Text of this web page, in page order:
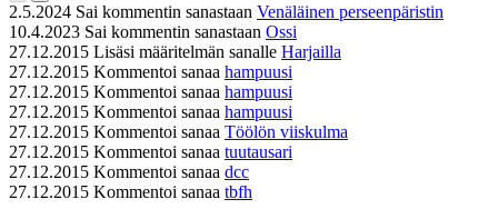
2.5.2024 Sai kommentin sanastaan Venäläinen perseenpäristin
10.4.2023 Sai kommentin sanastaan Ossi
27.12.2015 Lisäsi määritelmän sanalle Harjailla
27.12.2015 Kommentoi sanaa hampuusi
27.12.2015 Kommentoi sanaa hampuusi
27.12.2015 Kommentoi sanaa hampuusi
27.12.2015 Kommentoi sanaa Töölön viiskulma
27.12.2015 Kommentoi sanaa tuutausari
27.12.2015 Kommentoi sanaa dcc
27.12.2015 Kommentoi sanaa tbfh